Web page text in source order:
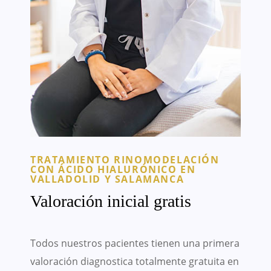
TRATAMIENTO RINOMODELACIÓN
CON ÁCIDO HIALURÓNICO EN
VALLADOLID Y SALAMANCA
Valoración inicial gratis
Todos nuestros pacientes tienen una primera
valoración diagnostica totalmente gratuita en